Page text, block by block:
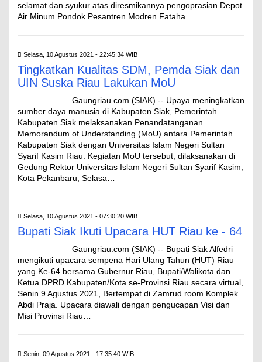
selamat dan syukur atas diresmikannya pengoprasian Depot
Air Minum Pondok Pesantren Modren Fataha.…
Selasa, 10 Agustus 2021 - 22:45:34 WIB
Tingkatkan Kualitas SDM, Pemda Siak dan
UIN Suska Riau Lakukan MoU
Gaungriau.com (SIAK) -- Upaya meningkatkan
sumber daya manusia di Kabupaten Siak, Pemerintah
Kabupaten Siak melaksanakan Penandatanganan
Memorandum of Understanding (MoU) antara Pemerintah
Kabupaten Siak dengan Universitas Islam Negeri Sultan
Syarif Kasim Riau. Kegiatan MoU tersebut, dilaksanakan di
Gedung Rektor Universitas Islam Negeri Sultan Syarif Kasim,
Kota Pekanbaru, Selasa…
Selasa, 10 Agustus 2021 - 07:30:20 WIB
Bupati Siak Ikuti Upacara HUT Riau ke - 64
Gaungriau.com (SIAK) -- Bupati Siak Alfedri
mengikuti upacara sempena Hari Ulang Tahun (HUT) Riau
yang Ke-64 bersama Gubernur Riau, Bupati/Walikota dan
Ketua DPRD Kabupaten/Kota se-Provinsi Riau secara virtual,
Senin 9 Agustus 2021, Bertempat di Zamrud room Komplek
Abdi Praja. Upacara diawali dengan pengucapan Visi dan
Misi Provinsi Riau…
Senin, 09 Agustus 2021 - 17:35:40 WIB